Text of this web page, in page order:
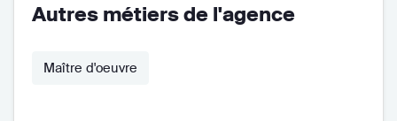
Autres métiers de l'agence
Maître d'oeuvre